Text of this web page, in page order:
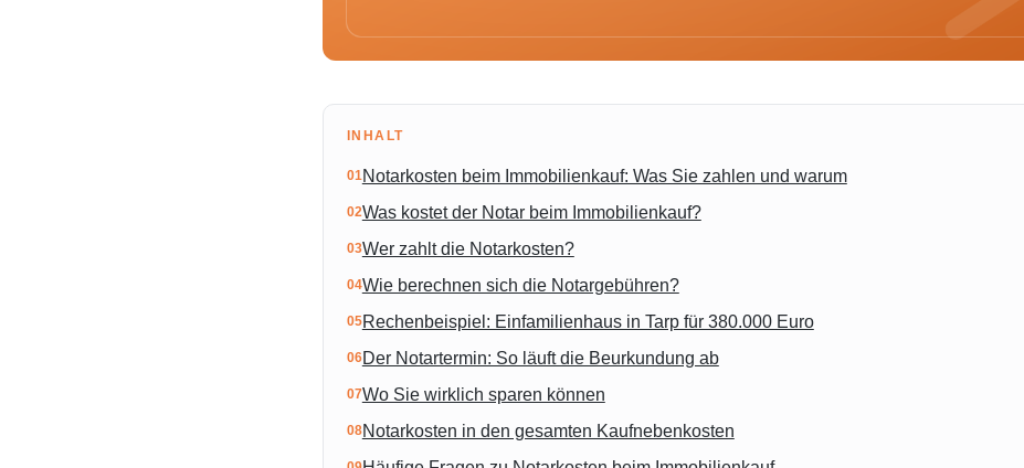
INHALT
Notarkosten beim Immobilienkauf: Was Sie zahlen und warum
Was kostet der Notar beim Immobilienkauf?
Wer zahlt die Notarkosten?
Wie berechnen sich die Notargebühren?
Rechenbeispiel: Einfamilienhaus in Tarp für 380.000 Euro
Der Notartermin: So läuft die Beurkundung ab
Wo Sie wirklich sparen können
Notarkosten in den gesamten Kaufnebenkosten